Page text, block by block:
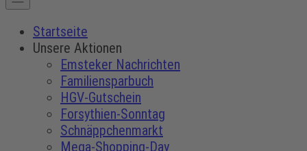
Startseite
Unsere Aktionen
Emsteker Nachrichten
Familiensparbuch
HGV-Gutschein
Forsythien-Sonntag
Schnäppchenmarkt
Mega-Shopping-Day